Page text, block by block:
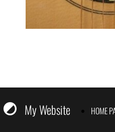
HOME
My Website